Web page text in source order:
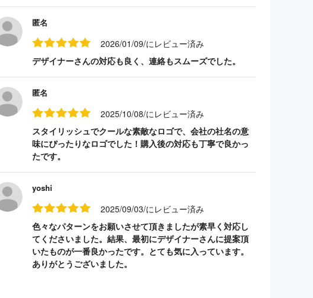
匿名
2026/01/09/にレビュー済み
デザイナーさんの対応も良く、連絡もスムーズでした。
匿名
2025/10/08/にレビュー済み
スタイリッシュでクールな素敵なロゴで、会社の社名の意
味にぴったりなロゴでした！購入後の対応も丁寧で良かっ
たです。
yoshi
2025/09/03/にレビュー済み
色々なパターンをお願いさせて頂きましたが素早く対応し
てくださいました。結果、最初にデザイナーさんに提案頂
いたものが一番良かったです。とても気に入っています。
ありがとうございました。